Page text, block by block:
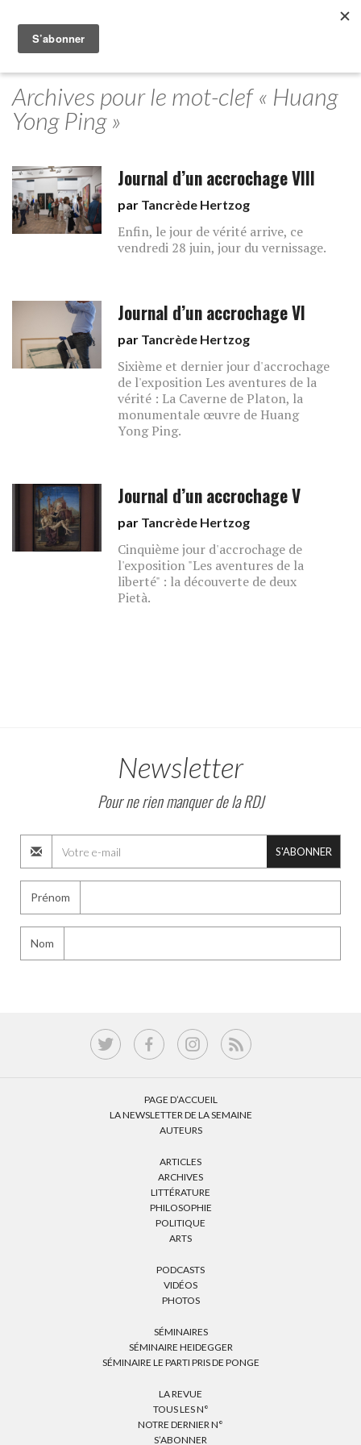
Archives pour le mot-clef « Huang
Yong Ping »
Journal d’un accrochage VIII
par Tancrède Hertzog
Enfin, le jour de vérité arrive, ce
vendredi 28 juin, jour du vernissage.
Journal d’un accrochage VI
par Tancrède Hertzog
Sixième et dernier jour d'accrochage
de l'exposition Les aventures de la
vérité : La Caverne de Platon, la
monumentale œuvre de Huang
Yong Ping.
Journal d’un accrochage V
par Tancrède Hertzog
Cinquième jour d'accrochage de
l'exposition "Les aventures de la
liberté" : la découverte de deux
Pietà.
Newsletter
Pour ne rien manquer de la RDJ
S'ABONNER
Prénom
Nom
PAGE D’ACCUEIL
LA NEWSLETTER DE LA SEMAINE
AUTEURS
ARTICLES
ARCHIVES
LITTÉRATURE
PHILOSOPHIE
POLITIQUE
ARTS
PODCASTS
VIDÉOS
PHOTOS
SÉMINAIRES
SÉMINAIRE HEIDEGGER
SÉMINAIRE LE PARTI PRIS DE PONGE
LA REVUE
TOUS LES N°
NOTRE DERNIER N°
S’ABONNER